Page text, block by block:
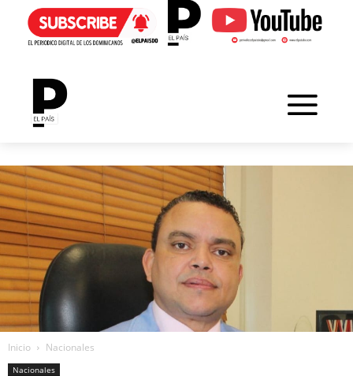
Inicio Nacionales
Nacionales